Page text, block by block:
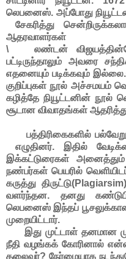
லெபனைஸ். அப்போது
சேகரித்து
ஆதரவாளர்கள்
\ லண்டன்
பட்டிருந்தாலும் அவரை
எதனையும் படிக்கவும்
குறிப்புகள் நூல் அச்சமயம்
கழித்தே நியூட்டனின் நூல்
சூடான விவாதங்கள்
பத்திரிகைகளில் பல்வேறு
எழுதினர். இதில்
இக்கட்டுரைகள் அனைத்தும்
நண்பர்கள் பெயரில்
கருத்து
வளர்ந்தன. தனது
லெபனைஸ் இந்தப்
முறையிட்டார்.
இது முட்டாள் தனமான
நீதி வழங்கக் கோரினால்
தலைவர்? நேர்மையாக